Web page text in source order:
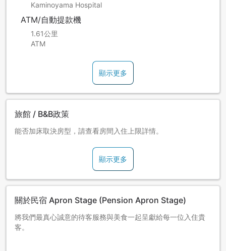
Kaminoyama Hospital
ATM/自動提款機
1.61公里
ATM
顯示更多
旅館 / B&B政策
能否加床取決房型，請查看房間入住上限詳情。
顯示更多
關於民宿 Apron Stage (Pension Apron Stage)
將我們最真心誠意的待客服務與美食一起呈獻給每一位入住貴
客。